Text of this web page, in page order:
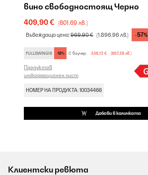
вино свободностоящ Черно
409,90 € (801,69 лв.)
Въвеждаща цена:969,90 € (1.896,96 лв.) -57%
FULLSWING18 -18% С ваучер: 336,12 € (657,39 лв.)
Продуктов
информационен лист
НОМЕР НА ПРОДУКТА: 10034466
Добави в количката
Клиентски ревюта